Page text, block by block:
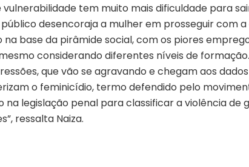
tem muito mais dificuldade para
desencoraja a mulher em prosseguir com a
base da pirâmide social, com os piores
considerando diferentes níveis de
que vão se agravando e chegam aos
o feminicídio, termo defendido pelo
na legislação penal para classificar a violência de
ressalta Naiza.